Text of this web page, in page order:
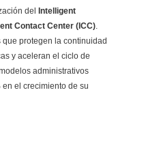
del
Intelligent
Contact Center (ICC).
protegen la continuidad
y aceleran el ciclo de
administrativos
el crecimiento de su